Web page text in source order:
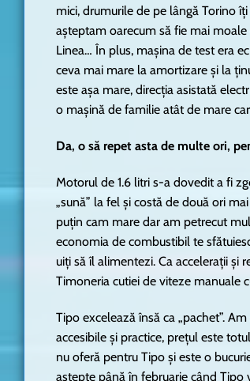
mici, drumurile de pe lângă Torino
așteptam oarecum să fie mai
Linea… În plus, mașina de test era
ceva mai mare la amortizare și la
este așa mare, direcția asistată
o mașină de familie atât de mare
Da, o să repet asta de multe ori,
Motorul de 1.6 litri s-a dovedit a fi
„sună” la fel și costă de două ori
puțin cam mare dar am petrecut
economia de combustibil te
uiți să îl alimentezi. Ca accelerații și
Timoneria cutiei de viteze manuale
Tipo excelează însă ca „pachet”.
accesibile și practice, prețul este
nu oferă pentru Tipo și este o
aștepte până în februarie când Tipo